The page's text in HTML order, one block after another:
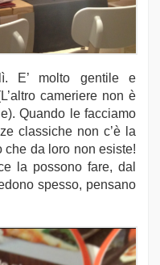
E’ molto gentile e
cameriere non è
Quando le facciamo
classiche non c’è la
da loro non esiste!
la possono fare, dal
spesso, pensano